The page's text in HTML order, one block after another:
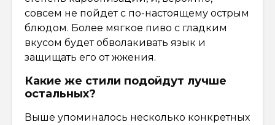
совсем не пойдет с по-настоящему острым
блюдом. Более мягкое пиво с гладким
вкусом будет обволакивать язык и
защищать его от жжения.
Какие же стили подойдут лучше
остальных?
Выше упоминалось несколько конкретных